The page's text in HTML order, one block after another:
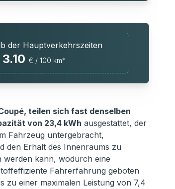
der Hauptverkehrszeiten
3.10 € / 100 km*
teilen sich fast denselben
von 23,4 kWh ausgestattet, der
Fahrzeug untergebracht,
den Erhalt des Innenraums zu
werden kann, wodurch eine
Fahrerfahrung geboten
zu einer maximalen Leistung von 7,4